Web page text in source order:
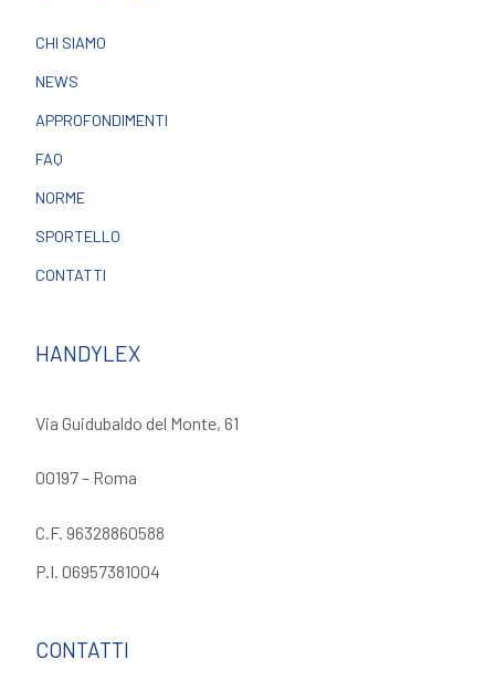
CHI SIAMO
NEWS
APPROFONDIMENTI
FAQ
NORME
SPORTELLO
CONTATTI
HANDYLEX
Via Guidubaldo del Monte, 61
00197 – Roma
C.F. 96328860588
P.I. 06957381004
CONTATTI